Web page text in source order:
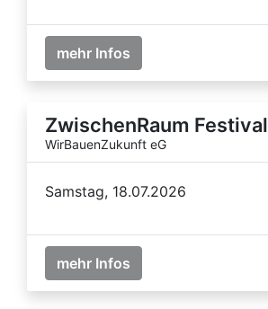
mehr Infos
ZwischenRaum Festival
WirBauenZukunft eG
Samstag, 18.07.2026
mehr Infos